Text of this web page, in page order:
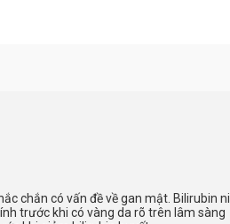
chắn có vấn đề về gan mật. Bilirubin
trước khi có vàng da rõ trên lâm sàng